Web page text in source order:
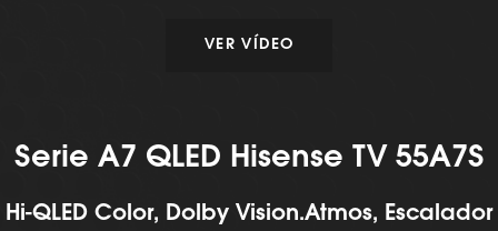
Serie A7 QLED Hisense TV 55A7S
Hi-QLED Color, Dolby Vision.Atmos, Escalador
VER VÍDEO